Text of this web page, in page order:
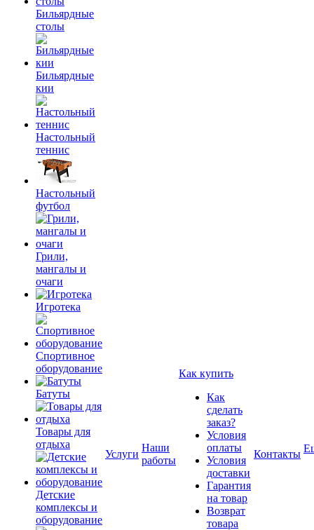
Бильярдные
столы
Бильярдные
кии
Настольный
теннис
Настольный
футбол
Грили,
мангалы и
очаги
Игротека
Спортивное
оборудование
Батуты
Товары для
отдыха
Детские
комплексы и
оборудование
Услуги
Наши
работы
Как купить
Как
сделать
заказ?
Условия
оплаты
Условия
доставки
Гарантия
на товар
Возврат
товара
Контакты